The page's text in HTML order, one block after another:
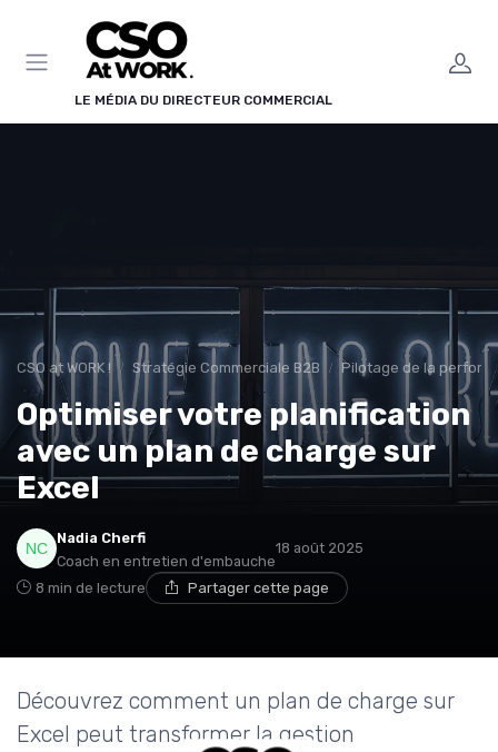
LE MÉDIA DU DIRECTEUR COMMERCIAL
CSO at WORK ! Stratégie Commerciale B2B Pilotage de la
Optimiser votre planification
avec un plan de charge sur
Excel
Nadia Cherfi
Coach en entretien d'embauche
18 août 2025
8 min de lecture Partager cette page
Découvrez comment un plan de charge sur
Excel peut transformer la gestion